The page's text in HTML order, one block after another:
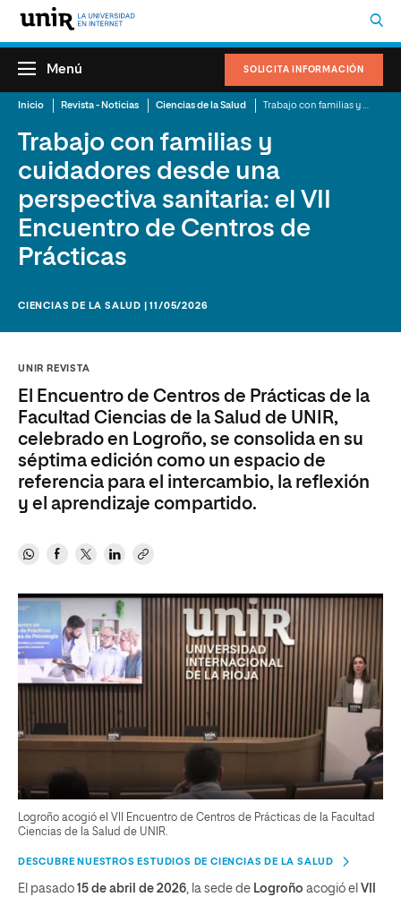
SOLICITA INFORMACIÓN
Menú
Inicio Revista - Noticias Ciencias de la Salud
Trabajo con familias y
cuidadores desde una
perspectiva sanitaria: el VII
Encuentro de Centros de
Prácticas
CIENCIAS DE LA SALUD | 11/05/2026
UNIR REVISTA
El Encuentro de Centros de Prácticas de la
Facultad Ciencias de la Salud de UNIR,
celebrado en Logroño, se consolida en su
séptima edición como un espacio de
referencia para el intercambio, la reflexión
y el aprendizaje compartido.
Logroño acogió el VII Encuentro de Centros de Prácticas de la Facultad
Ciencias de la Salud de UNIR.
DESCUBRE NUESTROS ESTUDIOS DE CIENCIAS DE LA SALUD
El pasado 15 de abril de 2026 , la sede de Logroño acogió el VII